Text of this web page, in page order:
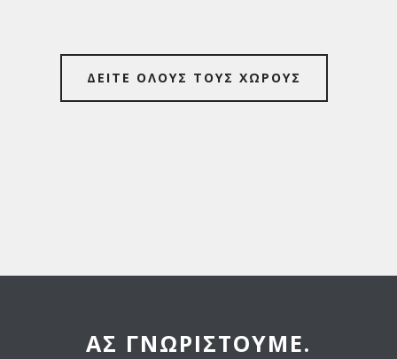
ΔΕΙΤΕ ΟΛΟΥΣ ΤΟΥΣ ΧΩΡΟΥΣ
ΑΣ ΓΝΩΡΙΣΤΟΎΜΕ.